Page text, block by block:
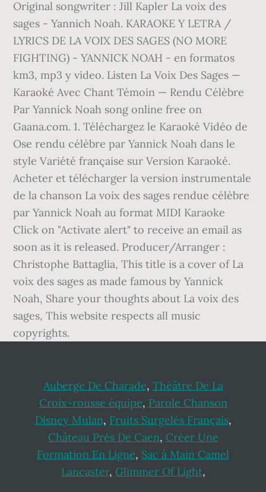
Original songwriter : Jill Kapler La voix des
sages - Yannich Noah. KARAOKE Y LETRA /
LYRICS DE LA VOIX DES SAGES (NO MORE
FIGHTING) - YANNICK NOAH - en formatos
km3, mp3 y video. Listen La Voix Des Sages —
Karaoké Avec Chant Témoin — Rendu Célèbre
Par Yannick Noah song online free on
Gaana.com. 1. Téléchargez le Karaoké Vidéo de
Ose rendu célèbre par Yannick Noah dans le
style Variété française sur Version Karaoké.
Acheter et télécharger la version instrumentale
de la chanson La voix des sages rendue célèbre
par Yannick Noah au format MIDI Karaoke
Click on "Activate alert" to receive an email as
soon as it is released. Producer/Arranger :
Christophe Battaglia, This title is a cover of La
voix des sages as made famous by Yannick
Noah, Share your thoughts about La voix des
sages, This website respects all music
copyrights.
Auberge De Charade, Théâtre De La
Croix-rousse équipe, Parole Chanson
Disney Mulan, Fruits Surgelés Français,
Château Près De Caen, Créer Une
Formation En Ligne, Sac à Main Camel
Lancaster, Glimmer Of Light,